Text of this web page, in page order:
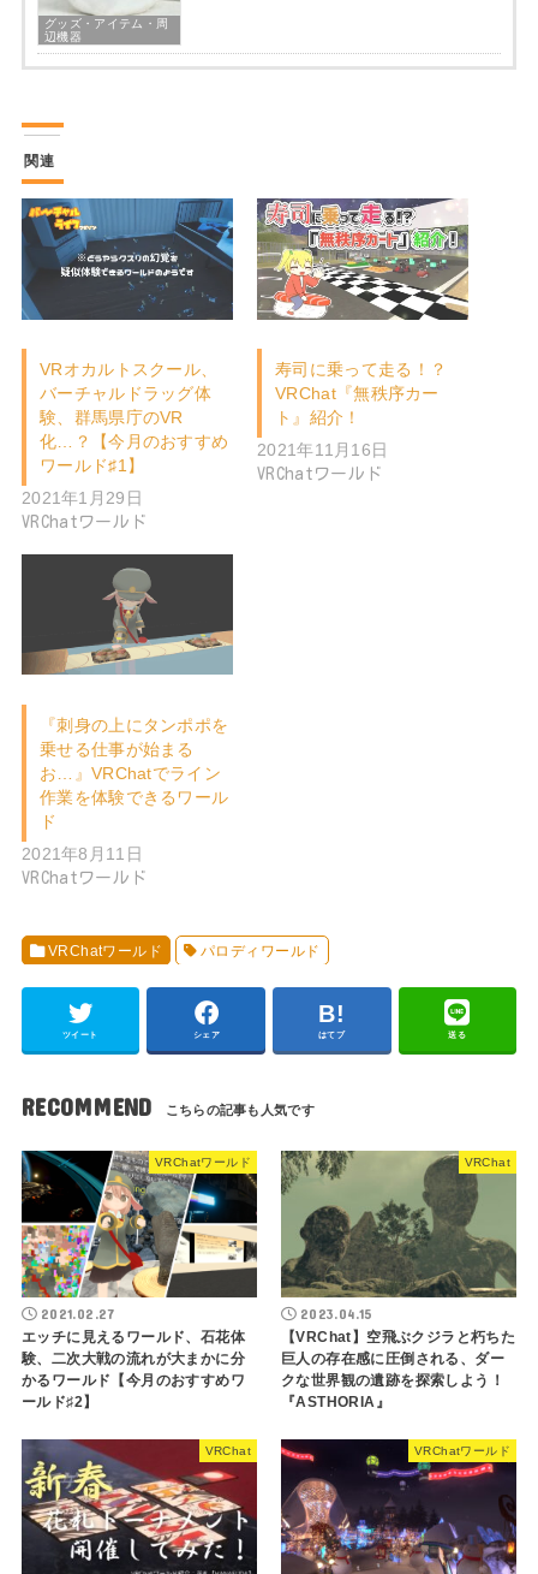
グッズ・アイテム・周
辺機器
関連
VRオカルトスクール、
バーチャルドラッグ体
験、群馬県庁のVR
化…？【今月のおすすめ
ワールド♯1】
2021年1月29日
VRChatワールド
寿司に乗って走る！？
VRChat『無秩序カー
ト』紹介！
2021年11月16日
VRChatワールド
『刺身の上にタンポポを
乗せる仕事が始まる
お…』VRChatでライン
作業を体験できるワール
ド
2021年8月11日
VRChatワールド
VRChatワールド パロディワールド
ツイート シェア はてブ 送る
RECOMMEND
VRChatワールド
2021.02.27
エッチに見えるワールド、石花体
験、二次大戦の流れが大まかに分
かるワールド【今月のおすすめワ
ールド♯2】
VRChat
2023.04.15
【VRChat】空飛ぶクジラと朽ちた
巨人の存在感に圧倒される、ダー
クな世界観の遺跡を探索しよう！
『ASTHORIA』
VRChat VRChatワールド